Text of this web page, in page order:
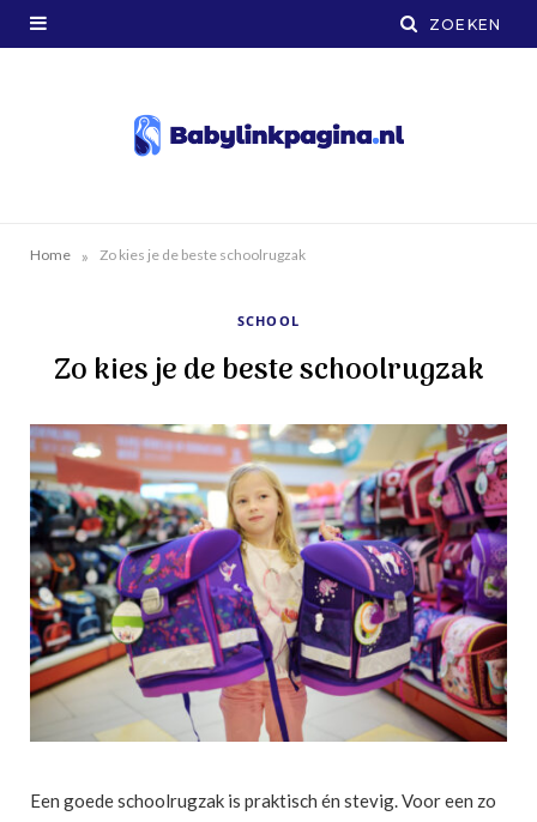
Home » Zo kies je de beste schoolrugzak
SCHOOL
Zo kies je de beste schoolrugzak
Een goede schoolrugzak is praktisch én stevig. Voor een zo